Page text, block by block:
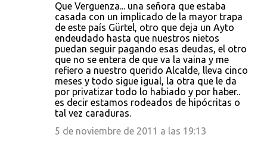
Que Verguenza... una señora que estaba
casada con un implicado de la mayor trapa
de este país Gürtel, otro que deja un Ayto
endeudado hasta que nuestros nietos
puedan seguir pagando esas deudas, el otro
que no se entera de que va la vaina y me
refiero a nuestro querido Alcalde, lleva cinco
meses y todo sigue igual, la otra que le da
por privatizar todo lo habiado y por haber..
es decir estamos rodeados de hipócritas o
tal vez caraduras.
5 de noviembre de 2011 a las 19:13